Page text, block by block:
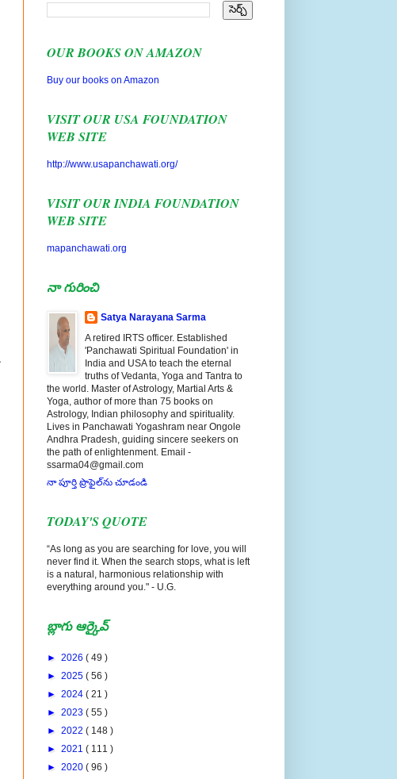
OUR BOOKS ON AMAZON
Buy our books on Amazon
VISIT OUR USA FOUNDATION
WEB SITE
http://www.usapanchawati.org/
VISIT OUR INDIA FOUNDATION
WEB SITE
mapanchawati.org
నా గురించి
Satya Narayana Sarma
A retired IRTS officer. Established
'Panchawati Spiritual Foundation' in
India and USA to teach the eternal
truths of Vedanta, Yoga and Tantra to
the world. Master of Astrology, Martial Arts &
Yoga, author of more than 75 books on
Astrology, Indian philosophy and spirituality.
Lives in Panchawati Yogashram near Ongole
Andhra Pradesh, guiding sincere seekers on
the path of enlightenment. Email -
ssarma04@gmail.com
నా పూర్తి ప్రొఫైల్‌ను చూడండి
TODAY'S QUOTE
“As long as you are searching for love, you will
never find it. When the search stops, what is left
is a natural, harmonious relationship with
everything around you." - U.G.
బ్లాగు ఆర్కైవ్
► 2026 ( 49 )
► 2025 ( 56 )
► 2024 ( 21 )
► 2023 ( 55 )
► 2022 ( 148 )
► 2021 ( 111 )
► 2020 ( 96 )